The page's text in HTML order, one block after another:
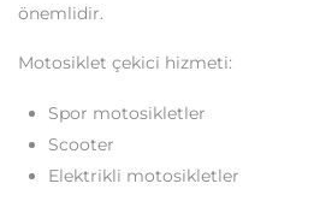
önemlidir.
Motosiklet çekici hizmeti:
Spor motosikletler
Scooter
Elektrikli motosikletler